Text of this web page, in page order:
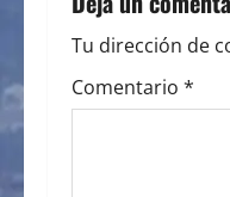
a
v
Tu dirección de
Comentario *